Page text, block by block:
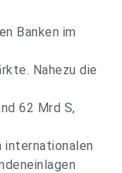
Banken im
Nahezu die
62 Mrd S,
internationalen